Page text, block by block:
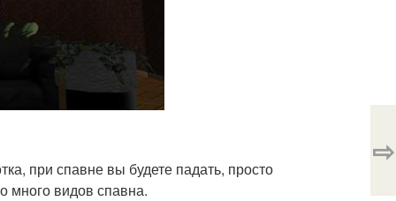
при спавне вы будете падать, просто
много видов спавна.
⇨